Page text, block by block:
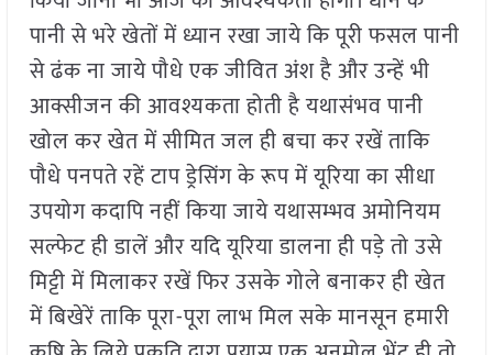
पानी से भरे खेतों में ध्यान रखा जाये कि पूरी फसल पानी
से ढंक ना जाये पौधे एक जीवित अंश है और उन्हें भी
आक्सीजन की आवश्यकता होती है यथासंभव पानी
खोल कर खेत में सीमित जल ही बचा कर रखें ताकि
पौधे पनपते रहें टाप ड्रेसिंग के रूप में यूरिया का सीधा
उपयोग कदापि नहीं किया जाये यथासम्भव अमोनियम
सल्फेट ही डालें और यदि यूरिया डालना ही पड़े तो उसे
मिट्टी में मिलाकर रखें फिर उसके गोले बनाकर ही खेत
में बिखेरें ताकि पूरा-पूरा लाभ मिल सके मानसून हमारी